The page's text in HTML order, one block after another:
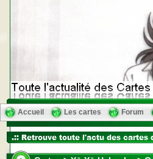
Accueil Les cartes Forum